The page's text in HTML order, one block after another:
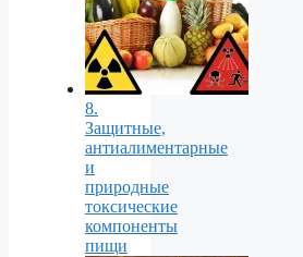
8.
Защитные,
антиалиментарные
и
природные
токсические
компоненты
пищи